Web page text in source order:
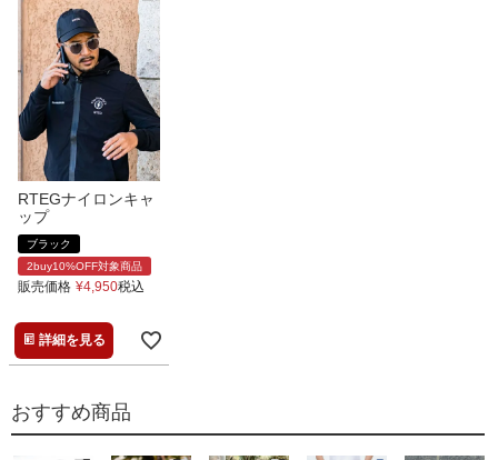
RTEGナイロンキャ
ップ
ブラック
2buy10%OFF対象商品
販売価格 ¥4,950税込
詳細を見る
おすすめ商品